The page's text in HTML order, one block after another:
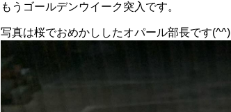
もうゴールデンウイーク突入です。
写真は桜でおめかししたオパール部長です(^^)